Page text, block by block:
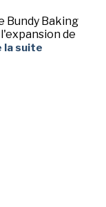
Bundy Baking
de
la suite